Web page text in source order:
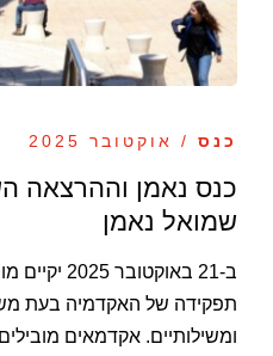
כנס / אוקטובר 2025
כנס נאמן וההרצאה
שמואל נאמן
ב-21
תפקידה של האקדמיה בעת
ומשילותיים. אקדמאים